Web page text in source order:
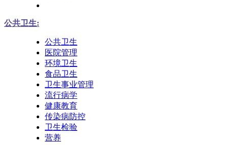
公共卫生:
公共卫生
医院管理
环境卫生
食品卫生
卫生事业管理
流行病学
健康教育
传染病防控
卫生检验
营养